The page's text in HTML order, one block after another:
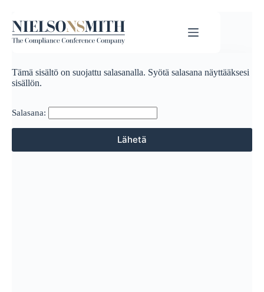
Tämä sisältö on suojattu salasanalla. Syötä salasana näyttääksesi
sisällön.
Salasana: